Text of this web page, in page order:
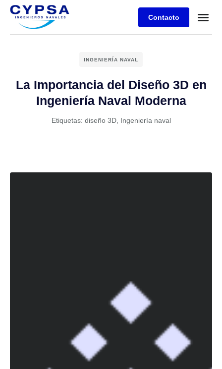
Contacto
INGENIERÍA NAVAL
La Importancia del Diseño 3D en
Ingeniería Naval Moderna
Etiquetas: diseño 3D, Ingeniería naval